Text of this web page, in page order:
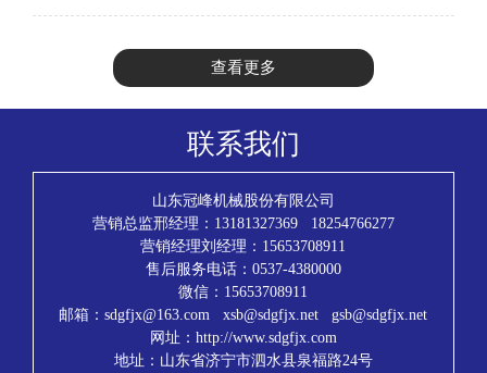
查看更多
联系我们
山东冠峰机械股份有限公司
营销总监邢经理：13181327369 18254766277
营销经理刘经理：15653708911
售后服务电话：0537-4380000
微信：15653708911
邮箱：sdgfjx@163.com xsb@sdgfjx.net gsb@sdgfjx.net
网址：http://www.sdgfjx.com
地址：山东省济宁市泗水县泉福路24号